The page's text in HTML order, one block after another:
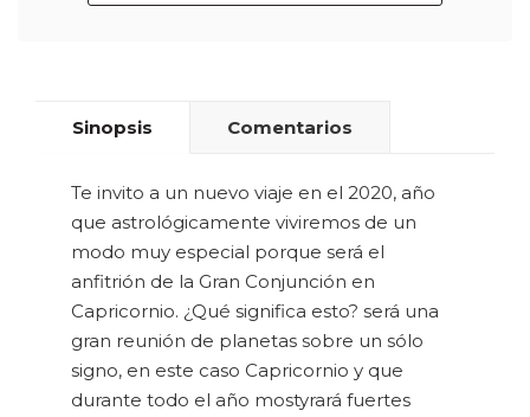
Sinopsis Comentarios
Te invito a un nuevo viaje en el 2020, año
que astrológicamente viviremos de un
modo muy especial porque será el
anfitrión de la Gran Conjunción en
Capricornio. ¿Qué significa esto? será una
gran reunión de planetas sobre un sólo
signo, en este caso Capricornio y que
durante todo el año mostyrará fuertes